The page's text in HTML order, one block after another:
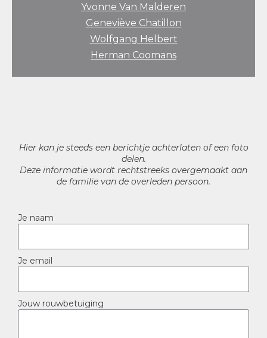
Yvonne Van Malderen
Geneviève Chatillon
Wolfgang Helbert
Herman Coomans
Hier kan je steeds een berichtje achterlaten of een foto
delen.
Deze informatie wordt rechtstreeks overgemaakt aan
de familie van de overleden persoon.
Je naam
Je email
Jouw rouwbetuiging